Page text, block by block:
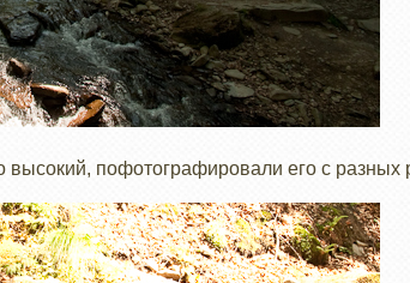
пофотографировали его с разных